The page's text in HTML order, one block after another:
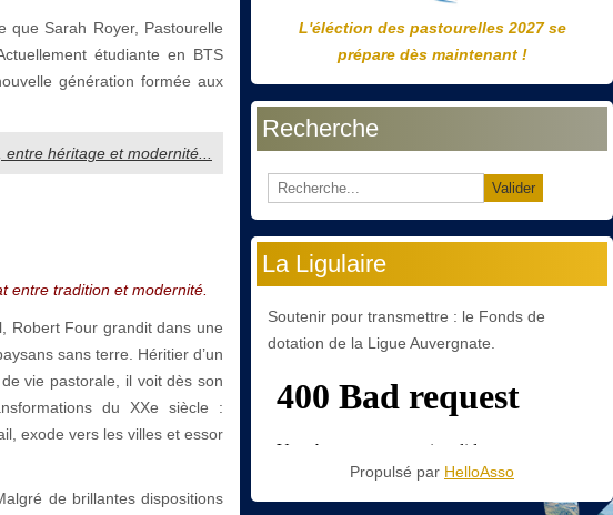
que Sarah Royer, Pastourelle
étudiante en BTS
génération formée aux
héritage et modernité...
entre tradition et modernité.
Robert Four grandit dans une
sans terre. Héritier d’un
vie pastorale, il voit dès son
du XXe siècle :
exode vers les villes et essor
de brillantes dispositions
L'éléction des pastourelles 2027 se
prépare dès maintenant !
Recherche
Valider
La Ligulaire
Soutenir pour transmettre : le Fonds de
dotation de la Ligue Auvergnate.
Propulsé par HelloAsso